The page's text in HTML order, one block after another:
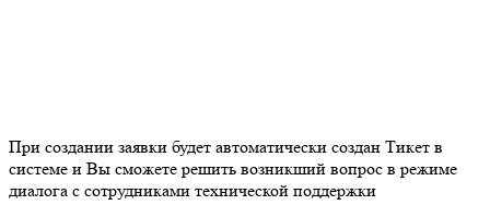
При создании заявки будет автоматически создан Тикет в
системе и Вы сможете решить возникший вопрос в режиме
диалога с сотрудниками технической поддержки